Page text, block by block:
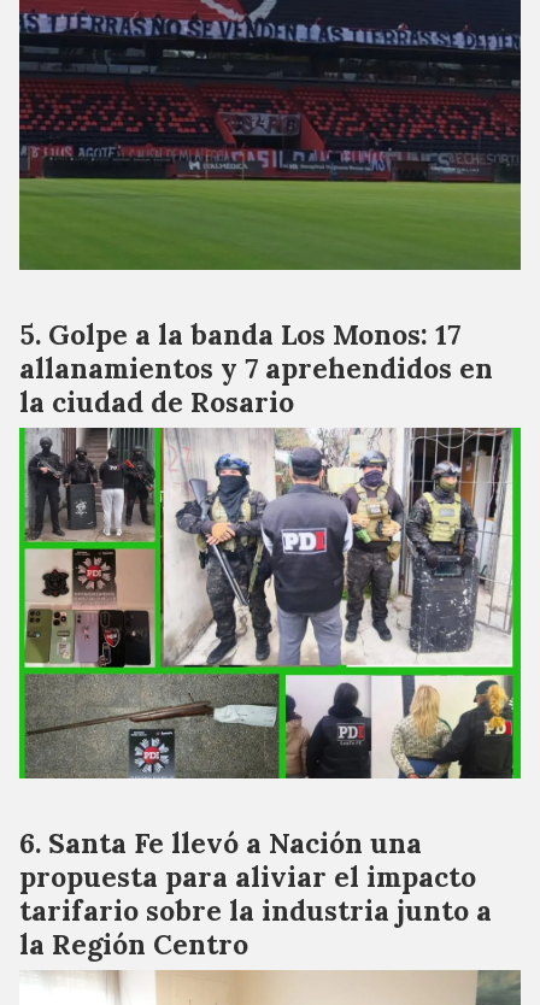
Golpe a la banda Los Monos: 17
allanamientos y 7 aprehendidos en
la ciudad de Rosario
Santa Fe llevó a Nación una
propuesta para aliviar el impacto
tarifario sobre la industria junto a
la Región Centro